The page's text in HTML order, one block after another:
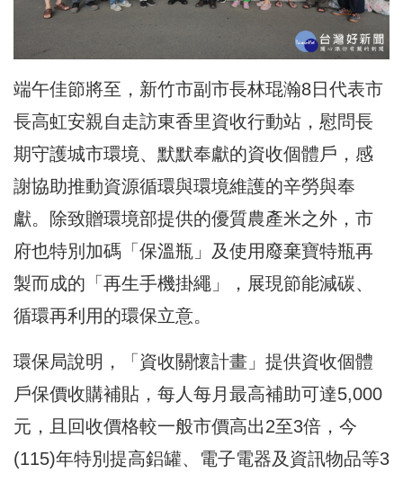
端午佳節將至，新竹市副市長林琨瀚8日代表市
長高虹安親自走訪東香里資收行動站，慰問長
期守護城市環境、默默奉獻的資收個體戶，感
謝協助推動資源循環與環境維護的辛勞與奉
獻。除致贈環境部提供的優質農產米之外，市
府也特別加碼「保溫瓶」及使用廢棄寶特瓶再
製而成的「再生手機掛繩」，展現節能減碳、
循環再利用的環保立意。
環保局說明，「資收關懷計畫」提供資收個體
戶保價收購補貼，每人每月最高補助可達5,000
元，且回收價格較一般市價高出2至3倍，今
(115)年特別提高鋁罐、電子電器及資訊物品等3